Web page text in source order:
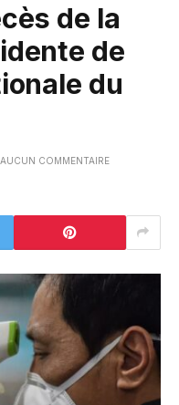
de la
de
du
AUCUN COMMENTAIRE